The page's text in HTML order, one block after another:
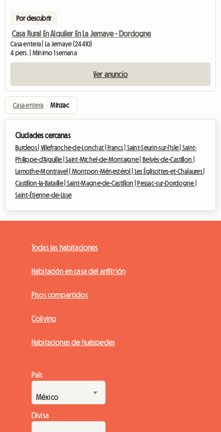
Por descubrir
Casa Rural En Alquiler En La Jemaye - Dordogne
Casa entera | La Jemaye (24410)
4 pers. | Mínimo 1 semana
Ver anuncio
Casa entera › Minzac
Ciudades cercanas
Burdeos | Villefranche-de-Lonchat | Francs | Saint-Seurin-sur-l'Isle | Saint-
Philippe-d'Aiguille |Saint-Michel-de-Montaigne |
Belvès-de-Castillon |
Lamothe-Montravel | Montpon-Ménestérol |
Les Églisottes-et-Chalaures |
Castillon-la-Bataille | Saint-Magne-de-Castillon |
Pessac-sur-Dordogne |
Saint-Étienne-de-Lisse
Todas las habitaciones
Habitación en casa del anfitrión
Pisos compartidos
Coliving
Habitaciones de huéspedes
País
Divisa